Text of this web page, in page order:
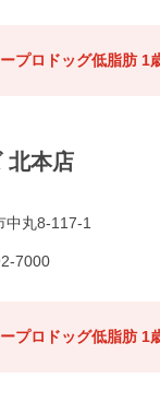
プロドッグ低脂肪 1
北本店
中丸8-117-1
7000
プロドッグ低脂肪 1